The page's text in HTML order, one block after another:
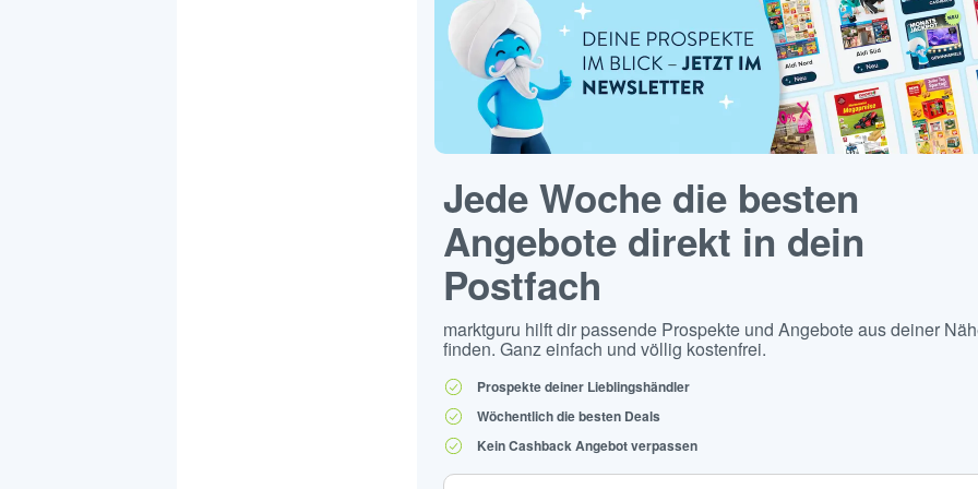
Jede Woche die besten
Angebote direkt in dein
Postfach
marktguru hilft dir passende Prospekte und Angebote aus deiner
finden. Ganz einfach und völlig kostenfrei.
Prospekte deiner Lieblingshändler
Wöchentlich die besten Deals
Kein Cashback Angebot verpassen